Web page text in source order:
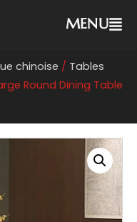
MENU
chinoise / Tables
Round Dining Table